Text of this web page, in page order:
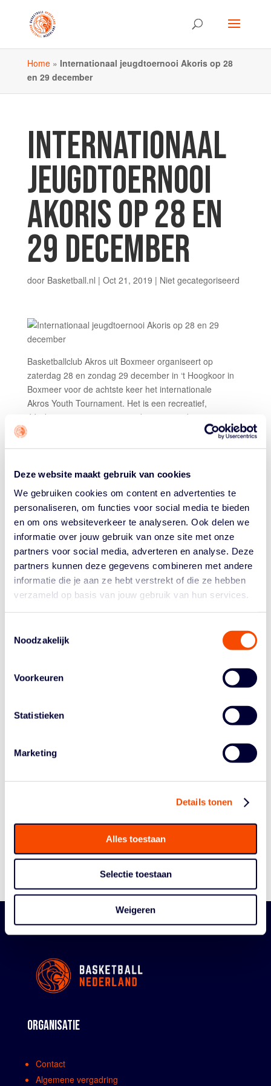
Deze website maakt gebruik van cookies
We gebruiken cookies om content en advertenties te
personaliseren, om functies voor social media te bieden
en om ons websiteverkeer te analyseren. Ook delen we
informatie over jouw gebruik van onze site met onze
partners voor social media, adverteren en analyse. Deze
partners kunnen deze gegevens combineren met andere
informatie die je aan ze hebt verstrekt of die ze hebben
verzameld op basis van jouw gebruik van hun services.
Noodzakelijk
Voorkeuren
Statistieken
Marketing
Details tonen
Alles toestaan
Selectie toestaan
Weigeren
Home» Internationaal jeugdtoernooi Akoris op 28
en 29 december
INTERNATIONAAL
JEUGDTOERNOOI
AKORIS OP 28 EN
29 DECEMBER
door Basketball.nl | Oct 21, 2019 | Niet gecategoriseerd
Basketballclub Akros uit Boxmeer organiseert op
zaterdag 28 en zondag 29 december in ‘t Hoogkoor in
Boxmeer voor de achtste keer het internationale
Akros Youth Tournament. Het is een recreatief,
ééndaags toernooi voor jeugdteams waarbij sportiviteit
en basketbalplezier voorop staat. Daarnaast is er ook
Nederland, Duitsland, België en Luxemburg te
verwelkomen. Het toernooi wordt georganiseerd in
samenwerking met de Duitse club TV Goch.
Kosten: 35 euro per team
Leeftijdscategorieën:
Zaterdagochtend:
MU16 en MU18
vrouwen recreanten en mannen
senioren
Zondagochtend: XU10, MU12, VU12
Zondagmiddag:XU14, VU20
Inschrijven:
mail naar regina.havekes@ziggo.nl of bel
Historie
Bestuur En Commissies
Reglementen
ORGANISATIE
Contact
Algemene vergadring